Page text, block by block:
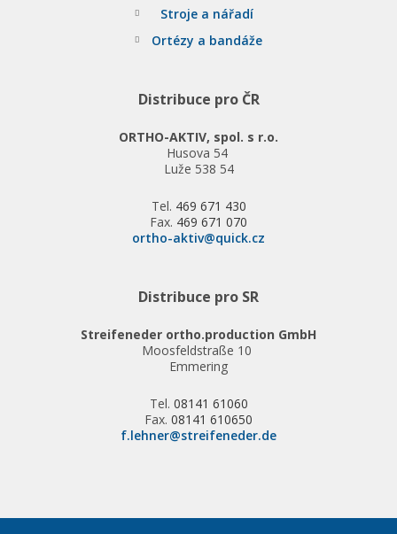
Stroje a nářadí
Ortézy a bandáže
Distribuce pro ČR
ORTHO-AKTIV, spol. s r.o.
Husova 54
Luže 538 54
Tel. 469 671 430
Fax. 469 671 070
ortho-aktiv@quick.cz
Distribuce pro SR
Streifeneder ortho.production GmbH
Moosfeldstraße 10
Emmering
Tel. 08141 61060
Fax. 08141 610650
f.lehner@streifeneder.de